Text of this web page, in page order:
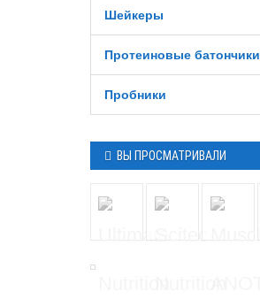
Шейкеры
Протеиновые батончики
Пробники
ВЫ ПРОСМАТРИВАЛИ